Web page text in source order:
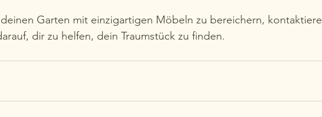
Garten mit einzigartigen Möbeln zu bereichern, kontaktiere
dir zu helfen, dein Traumstück zu finden.